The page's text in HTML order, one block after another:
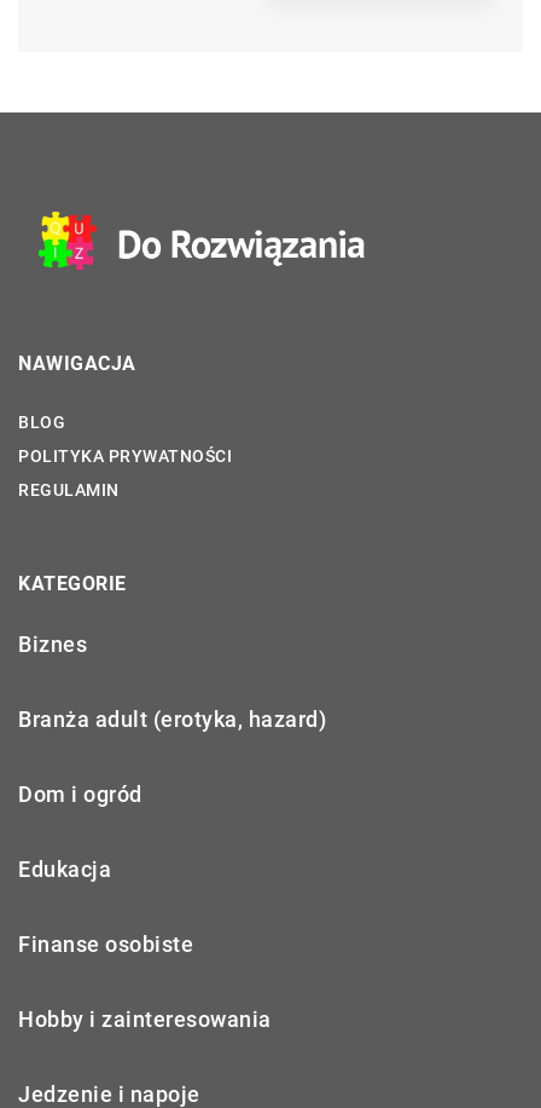
NAWIGACJA
BLOG
POLITYKA PRYWATNOŚCI
REGULAMIN
KATEGORIE
Biznes
Branża adult (erotyka, hazard)
Dom i ogród
Edukacja
Finanse osobiste
Hobby i zainteresowania
Jedzenie i napoje